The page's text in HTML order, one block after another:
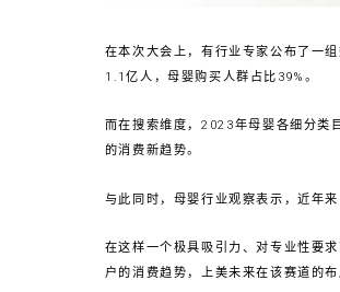
在本次大会上，有行业专家公布了一
1.1亿人，母婴购买人群占比39%。
而在搜索维度，2023年母婴各细分类
的消费新趋势。
与此同时，母婴行业观察表示，近年
在这样一个极具吸引力、对专业性要
户的消费趋势，上美未来在该赛道的